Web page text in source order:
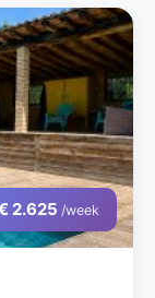
2.625 /week